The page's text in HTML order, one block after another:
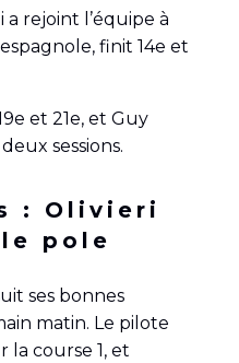
a rejoint l’équipe à
finit 14e et
et 21e, et Guy
sessions.
: Olivieri
pole
ses bonnes
matin. Le pilote
la course 1, et